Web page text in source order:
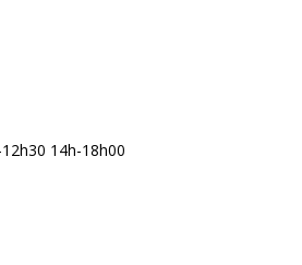
14h-18h00